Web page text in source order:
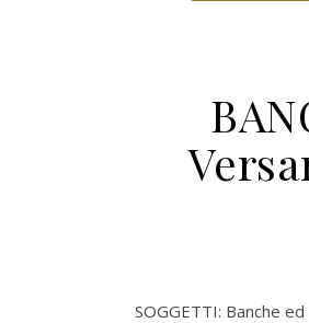
SOGGETTI: Banche